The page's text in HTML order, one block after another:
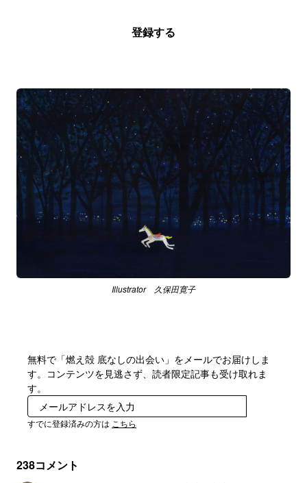
登録する
Illustrator 久保田寛子
無料で「燃え殻 底なしの出会い」をメールでお届けしま
す。コンテンツを見逃さず、読者限定記事も受け取れま
す。
すでに登録済みの方は こちら
238コメント